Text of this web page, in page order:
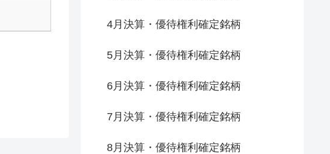
4月決算・優待権利確定銘柄
5月決算・優待権利確定銘柄
6月決算・優待権利確定銘柄
7月決算・優待権利確定銘柄
8月決算・優待権利確定銘柄